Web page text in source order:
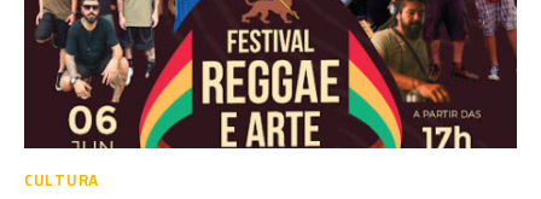
CULTURA